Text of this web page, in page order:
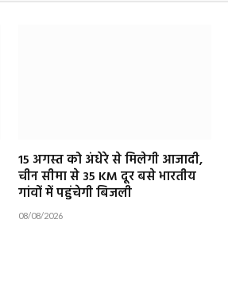
15 अगस्त को अंधेरे से मिलेगी आजादी,
चीन सीमा से 35 KM दूर बसे भारतीय
गांवों में पहुंचेगी बिजली
08/08/2026